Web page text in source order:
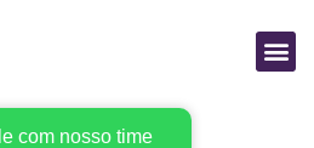
com nosso time